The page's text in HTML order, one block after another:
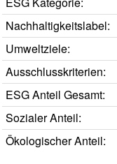
Nachhaltigkeitslabel:
Umweltziele:
Ausschlusskriterien:
ESG Anteil Gesamt:
Sozialer Anteil:
Ökologischer Anteil: